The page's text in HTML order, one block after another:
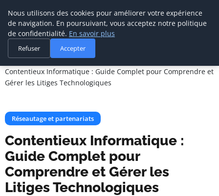
Cabinet De
Management De
Transition
Accueil
Réseautage et partenariats
Contentieux Informatique : Guide Complet pour Comprendre et
Gérer les Litiges Technologiques
Réseautage et partenariats
Contentieux Informatique :
Guide Complet pour
Comprendre et Gérer les
Litiges Technologiques
Nous utilisons des cookies pour améliorer votre expérience
de navigation. En poursuivant, vous acceptez notre politique
de confidentialité. En savoir plus
Refuser Accepter